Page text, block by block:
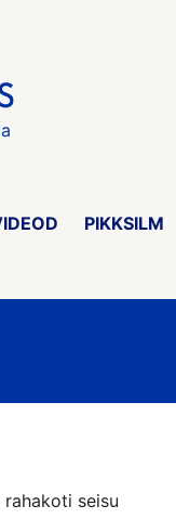
PIKKSILM
seisu